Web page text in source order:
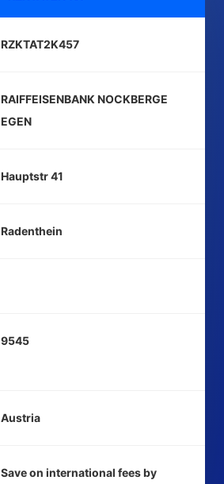
RZKTAT2K457
RAIFFEISENBANK NOCKBERGE
EGEN
Hauptstr 41
Radenthein
9545
Austria
Save on international fees by